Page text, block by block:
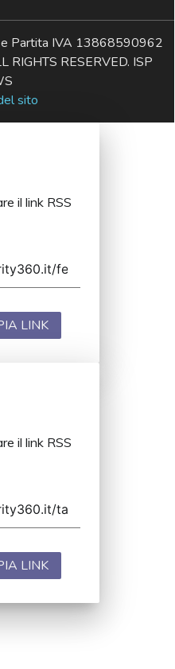
Partita IVA 13868590962
RESERVED. ISP
sito
il link RSS
LINK
il link RSS
LINK